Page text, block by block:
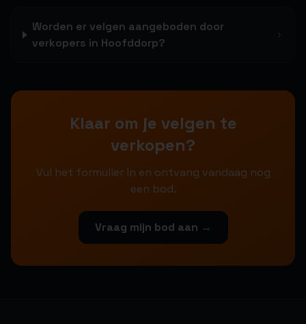
Worden er velgen aangeboden door
verkopers in Hoofddorp?
Klaar om je velgen te
verkopen?
Vul het formulier in en ontvang vandaag nog
een bod.
Vraag mijn bod aan →